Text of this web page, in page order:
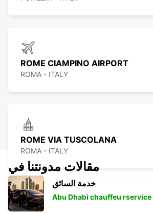
ROME CIAMPINO AIRPORT
ROMA - ITALY
ROME VIA TUSCOLANA
ROMA - ITALY
مقالات مدونتنا في
خدمة السائق
Abu Dhabi chauffeu rservice